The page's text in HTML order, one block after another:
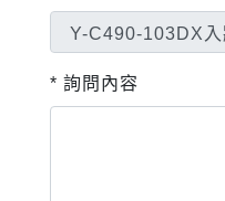
* 詢問內容